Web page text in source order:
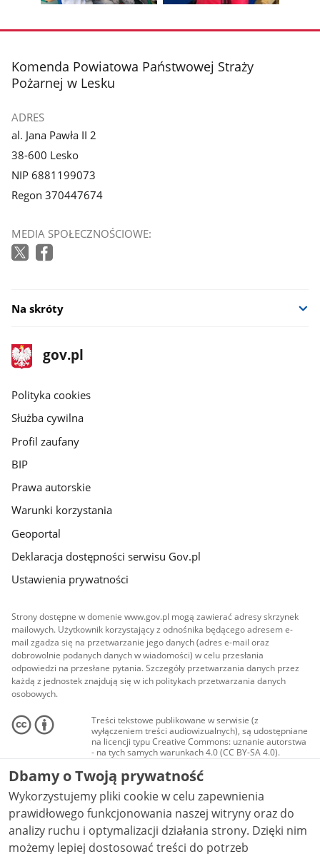
zdjęcie
galerii.
zdjęcie
z
galerii.
stopka
Komenda Powiatowa Państwowej Straży
Pożarnej w Lesku
ADRES
al. Jana Pawła II 2
38-600 Lesko
NIP 6881199073
Regon 370447674
MEDIA SPOŁECZNOŚCIOWE:
Na skróty
stopka
gov.pl
Strona
gov.pl
gov.pl
Polityka cookies
Służba cywilna
Profil zaufany
BIP
Prawa autorskie
Warunki korzystania
Geoportal
Deklaracja dostępności serwisu Gov.pl
Ustawienia prywatności
Strony dostępne w domenie www.gov.pl mogą zawierać adresy skrzynek
mailowych. Użytkownik korzystający z odnośnika będącego adresem e-
mail zgadza się na przetwarzanie jego danych (adres e-mail oraz
dobrowolnie podanych danych w wiadomości) w celu przesłania
odpowiedzi na przesłane pytania. Szczegóły przetwarzania danych przez
każdą z jednostek znajdują się w ich politykach przetwarzania danych
osobowych.
Treści tekstowe publikowane w serwisie (z
wyłączeniem treści audiowizualnych), są udostępniane
na licencji typu Creative Commons: uznanie autorstwa
- na tych samych warunkach 4.0 (CC BY-SA 4.0).
Materiały audiowizualne, w tym zdjęcia, materiały
audio i wideo, są udostępniane na licencji typu
Creative Commons: uznanie autorstwa użycie
niekomercyjne - bez utworów zależnych 4.0 (CC BY-
NC-ND 4.0), o ile nie jest to stwierdzone inaczej.
Dbamy o Twoją prywatność
Wykorzystujemy pliki cookie w celu zapewnienia
prawidłowego funkcjonowania naszej witryny oraz do
analizy ruchu i optymalizacji działania strony. Dzięki nim
możemy lepiej dostosować treści do potrzeb